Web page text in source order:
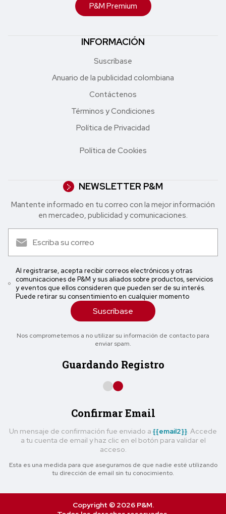
P&M Premium
INFORMACIÓN
Suscríbase
Anuario de la publicidad colombiana
Contáctenos
Términos y Condiciones
Política de Privacidad
Política de Cookies
NEWSLETTER P&M
Mantente informado en tu correo con la mejor in formación
en mercadeo, publicidad y comunicaciones.
Al registrarse, acepta recibir correos electrónicos y otras
comunicaciones de P&M y sus aliados sobre productos, servicios
y eventos que ellos consideren que pueden ser de su interés.
Puede retirar su consentimiento en cualquier momento
Suscríbase
Nos comprometemos a no utilizar su información de contacto para
enviar spam.
Guardando Registro
Confirmar Email
Un mensaje de confirmación fue enviado a {{email2}} . Accede
a tu cuenta de email y haz clic en el botón para validar el
acceso.
Esta es una medida para que asegurarnos de que nadie esté utilizando
tu dirección de email sin tu conocimiento.
Copyright © 2026 P&M.